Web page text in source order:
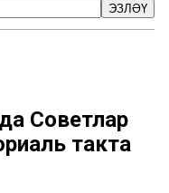
ЭЗЛӘҮ
Советлар
такта